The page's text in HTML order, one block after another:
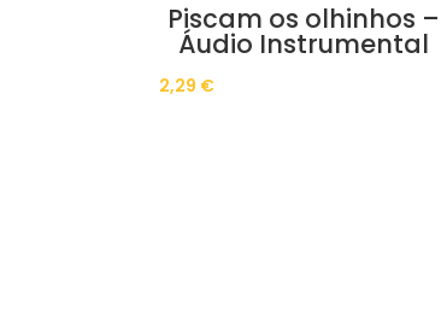
Piscam os olhinhos –
Áudio Instrumental
2,29 €